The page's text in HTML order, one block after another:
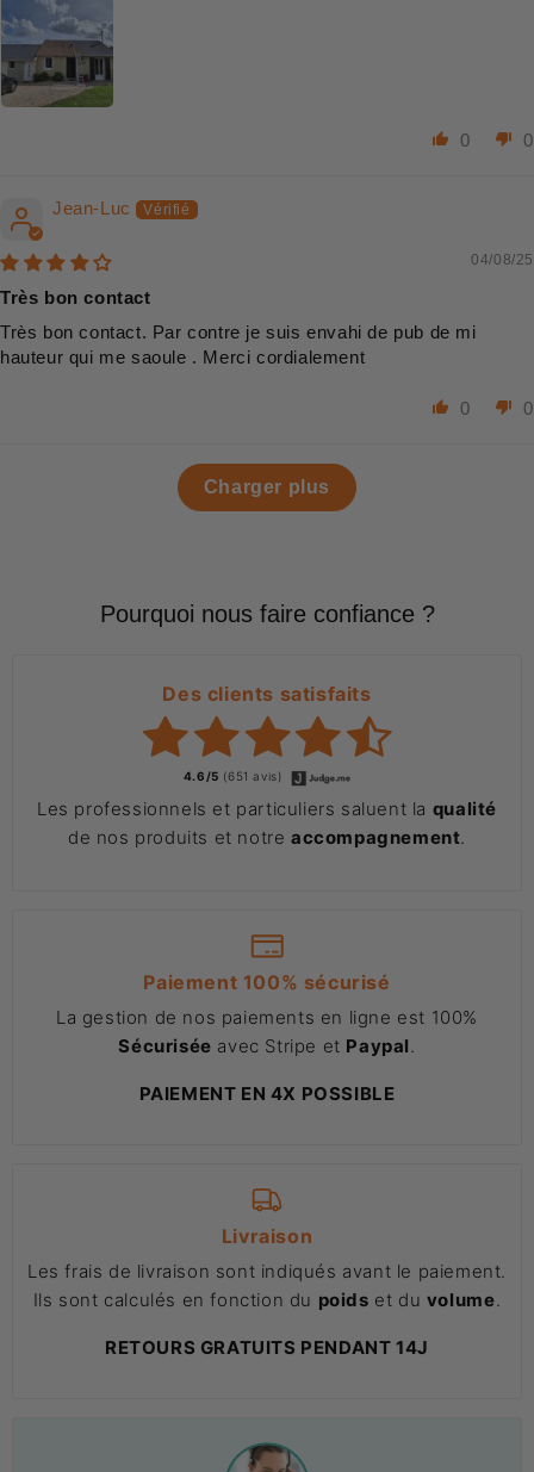
0 0
Jean-Luc
04/08/25
Très bon contact
Très bon contact. Par contre je suis envahi de pub de mi
hauteur qui me saoule . Merci cordialement
0 0
Charger plus
Pourquoi nous faire confiance ?
Des clients satisfaits
4.6/5 (651 avis)
Les professionnels et particuliers saluent la qualité
de nos produits et notre accompagnement
Paiement 100% sécurisé
La gestion de nos paiements en ligne est 100%
Sécurisée avec Stripe et Paypal
PAIEMENT EN 4X POSSIBLE
Livraison
Les frais de livraison sont indiqués avant le paiement.
Ils sont calculés en fonction du poids et du volume
RETOURS GRATUITS PENDANT 14J